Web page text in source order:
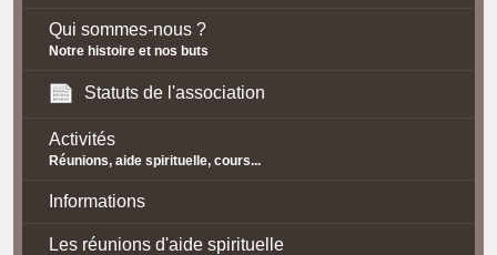
Qui sommes-nous ?
Notre histoire et nos buts
Statuts de l'association
Activités
Réunions, aide spirituelle, cours...
Informations
Les réunions d'aide spirituelle